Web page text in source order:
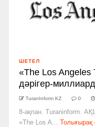
ШЕТЕЛ
«The Los
дәрігер­-
TuranInform KZ 0
8-ақпан. Turaninform.
«The Los A...
Толығырақ